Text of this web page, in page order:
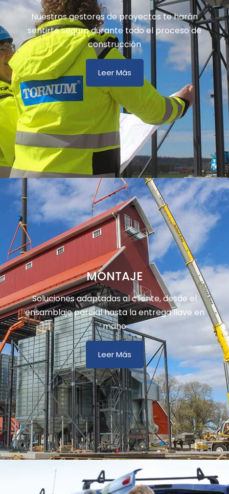
Nuestros gestores de proyectos te harán
sentirte seguro durante todo el proceso de
construcción
Leer Más
MONTAJE
Soluciones adaptadas al cliente, desde el
ensamblaje parcial hasta la entrega llave en
mano
Leer Más